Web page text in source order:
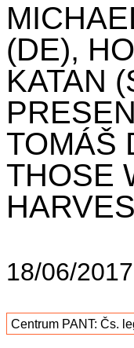
(DE),
KATAN
TOMÁŠ
THOSE
18/06/
Centrum PANT: Čs.